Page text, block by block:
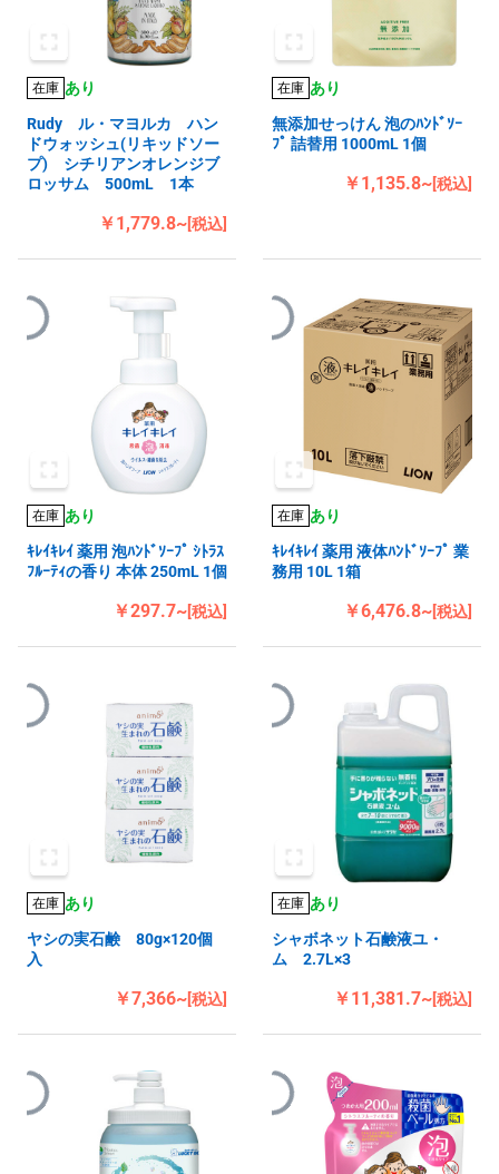
在庫 あり
Rudy ル・マヨルカ ハン
ドウォッシュ(リキッドソー
プ) シチリアンオレンジブ
ロッサム 500mL 1本
￥1,779.8~[税込]
在庫 あり
無添加せっけん 泡のﾊﾝﾄﾞｿｰ
ﾌﾟ 詰替用 1000mL 1個
￥1,135.8~[税込]
在庫 あり
ｷﾚｲｷﾚｲ 薬用 泡ﾊﾝﾄﾞｿｰﾌﾟ ｼﾄﾗｽ
ﾌﾙｰﾃｨの香り 本体 250mL 1個
￥297.7~[税込]
在庫 あり
ｷﾚｲｷﾚｲ 薬用 液体ﾊﾝﾄﾞｿｰﾌﾟ 業
務用 10L 1箱
￥6,476.8~[税込]
在庫 あり
ヤシの実石鹸 80g×120個
入
￥7,366~[税込]
在庫 あり
シャボネット石鹸液ユ・
ム 2.7L×3
￥11,381.7~[税込]